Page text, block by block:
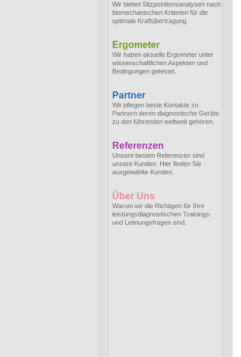
Wir bieten Sitzpositionsanalysen nach
biomechanischen Kriterien für die
optimale Kraftübertragung.
Ergometer
Wir haben aktuelle Ergometer unter
wissenschaftlichen Aspekten und
Bedingungen getestet.
Partner
Wir pflegen beste Kontakte zu
Partnern deren diagnostische Geräte
zu den führenden weltweit gehören.
Referenzen
Unsere besten Referenzen sind
unsere Kunden. Hier finden Sie
ausgewählte Kunden.
Über Uns
Warum wir die Richtigen für Ihre
leistungsdiagnostischen Trainings-
und Leistungsfragen sind.